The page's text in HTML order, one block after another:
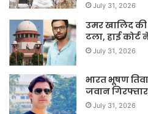
July 31, 2026
उमर खालिद
टला, हाई
July 31, 2026
भारत भूषण
जवान
July 31, 2026